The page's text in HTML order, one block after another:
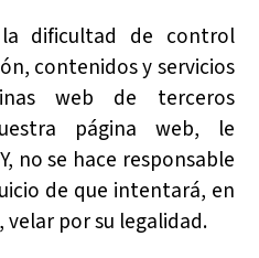
dificultad de control
contenidos y servicios
web de terceros
página web, le
no se hace responsable
de que intentará, en
por su legalidad.